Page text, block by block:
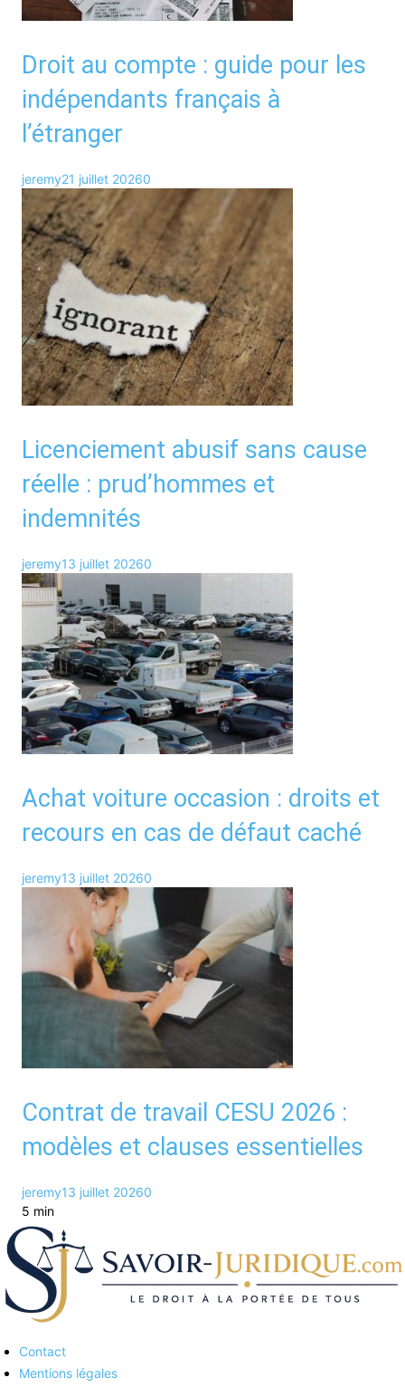
Droit au compte : guide pour les
indépendants français à
l’étranger
jeremy21 juillet 20260
Licenciement abusif sans cause
réelle : prud’hommes et
indemnités
jeremy13 juillet 20260
Achat voiture occasion : droits et
recours en cas de défaut caché
jeremy13 juillet 20260
Contrat de travail CESU 2026 :
modèles et clauses essentielles
jeremy13 juillet 20260
5 min
Savoirs juridiques
Contact
Mentions légales